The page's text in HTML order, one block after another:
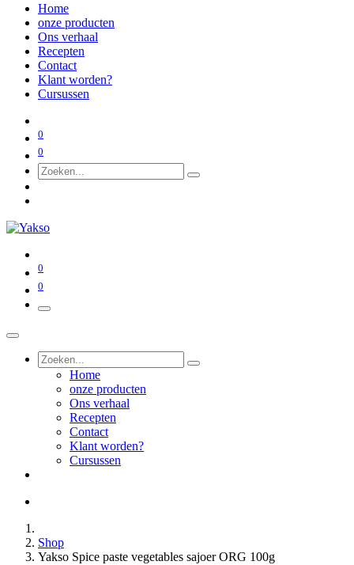
Home
onze producten
Ons verhaal
Recepten
Contact
Klant worden?
Cursussen
0
0
0
0
Home
onze producten
Ons verhaal
Recepten
Contact
Klant worden?
Cursussen
Shop
Yakso Spice paste vegetables sajoer ORG 100g